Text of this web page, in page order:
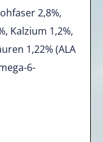
2,8%,
Kalzium 1,2%,
1,22% (ALA
6-